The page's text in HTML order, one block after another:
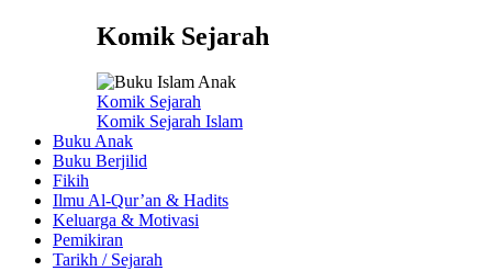
Komik Sejarah
Komik Sejarah
Komik Sejarah Islam
Buku Anak
Buku Berjilid
Fikih
Ilmu Al-Qur’an & Hadits
Keluarga & Motivasi
Pemikiran
Tarikh / Sejarah